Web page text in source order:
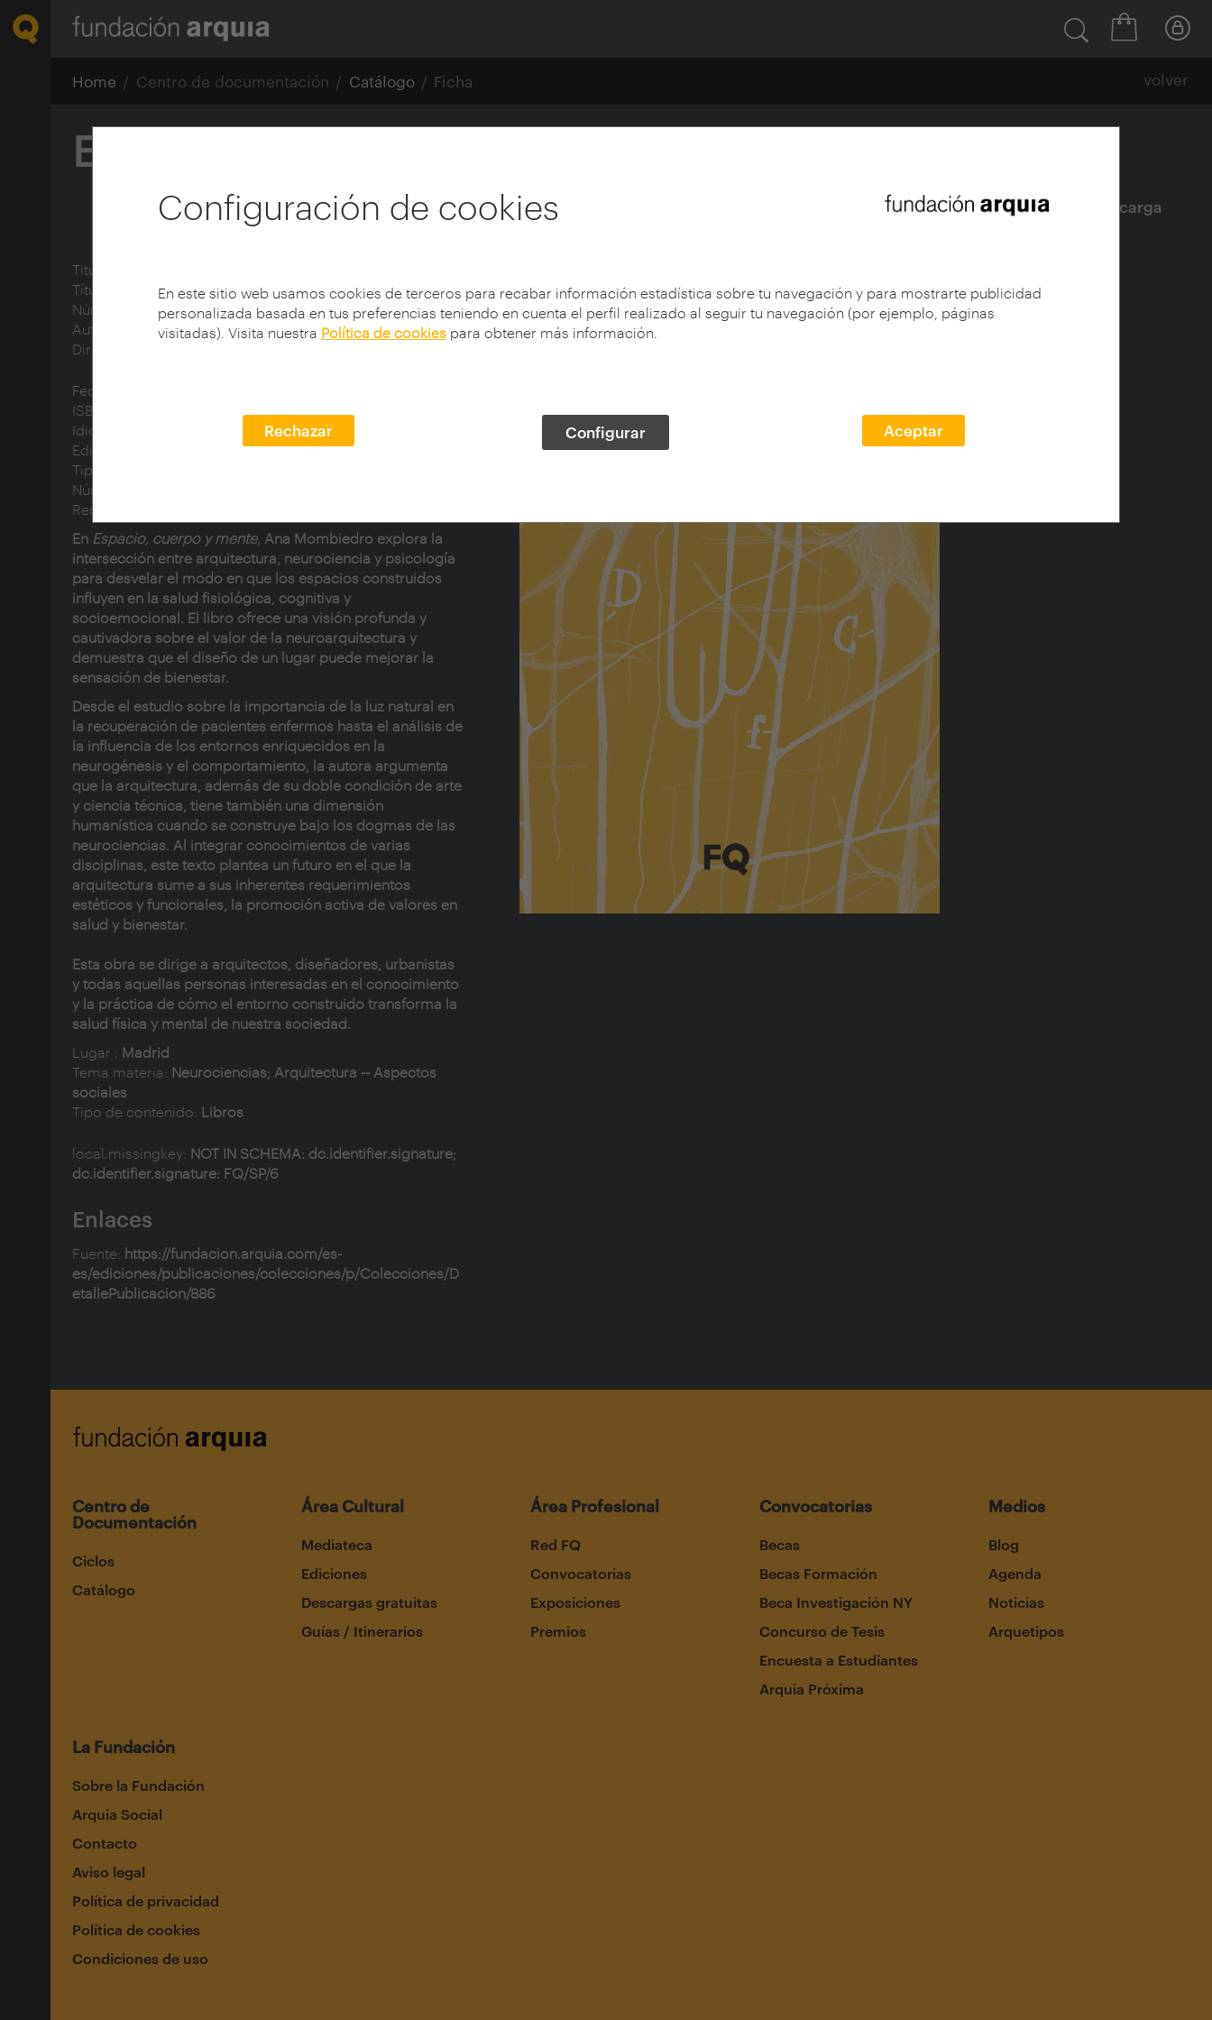
Configuración de cookies
En este sitio web usamos cookies de terceros para recabar información estadística sobre tu navegación y para mostrarte publicidad
personalizada basada en tus preferencias teniendo en cuenta el perfil realizado al seguir tu navegación (por ejemplo, páginas
visitadas). Visita nuestra Política de cookies para obtener más información.
Rechazar Configurar Aceptar
Home Centro de documentación Catálogo Ficha volver
Espacio, cuerpo y mente
Ficha| Descarga
Titulo de la Colección:
Título:
Espacio, cuerpo y mente
Número de la colección: 6
Autor:
Mombiedro, Ana
Director de la colección:
Fecha de publicación:
ISBN:
Idioma:
Editorial:
Fundación Arquia
Tipo de documento:
Número de páginas:
Reseña:
En Espacio, cuerpo y mente, Ana Mombiedro explora la
intersección entre arquitectura, neurociencia y psicología
para desvelar el modo en que los espacios construidos
influyen en la salud fisiológica, cognitiva y
socioemocional. El libro ofrece una visión profunda y
cautivadora sobre el valor de la neuroarquitectura y
demuestra que el diseño de un lugar puede mejorar la
sensación de bienestar.
Desde el estudio sobre la importancia de la luz natural en
la recuperación de pacientes enfermos hasta el análisis de
la influencia de los entornos enriquecidos en la
neurogénesis y el comportamiento, la autora argumenta
que la arquitectura, además de su doble condición de arte
y ciencia técnica, tiene también una dimensión
humanística cuando se construye bajo los dogmas de las
neurociencias. Al integrar conocimientos de varias
disciplinas, este texto plantea un futuro en el que la
arquitectura sume a sus inherentes requerimientos
estéticos y funcionales, la promoción activa de valores en
salud y bienestar.
Esta obra se dirige a arquitectos, diseñadores, urbanistas
y todas aquellas personas interesadas en el conocimiento
y la práctica de cómo el entorno construido transforma la
salud física y mental de nuestra sociedad.
Lugar : Madrid
Tema materia: Neurociencias; Arquitectura -- Aspectos
sociales
Tipo de contenido: Libros
local.missingkey: NOT IN SCHEMA: dc.identifier.signature;
dc.identifier.signature: FQ/SP/6
Enlaces
Fuente: https://fundacion.arquia.com/es-
es/ediciones/publicaciones/colecciones/p/Colecciones/D
etallePublicacion/886
Centro de
Documentación
Ciclos
Catálogo
Área Cultural
Mediateca
Ediciones
Descargas gratuitas
Guías / Itinerarios
Área Profesional
Red FQ
Convocatorias
Exposiciones
Premios
Convocatorias
Becas
Becas Formación
Beca Investigación NY
Concurso de Tesis
Encuesta a Estudiantes
Arquia Próxima
Medios
Blog
Agenda
Noticias
Arquetipos
La Fundación
Sobre la Fundación
Arquia Social
Contacto
Aviso legal
Política de privacidad
Política de cookies
Condiciones de uso